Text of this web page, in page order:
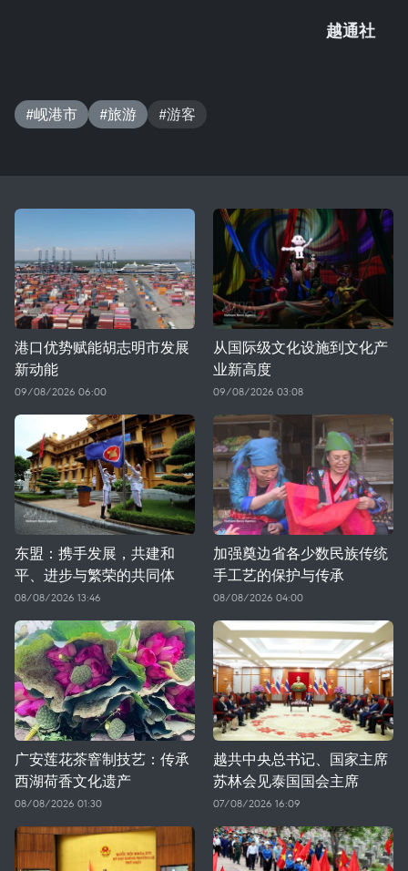
越通社
#岘港市 #旅游 #游客
港口优势赋能胡志明市发展
新动能
09/08/2026 06:00
从国际级文化设施到文化产
业新高度
09/08/2026 03:08
东盟：携手发展，共建和
平、进步与繁荣的共同体
08/08/2026 13:46
加强奠边省各少数民族传统
手工艺的保护与传承
08/08/2026 04:00
广安莲花茶窨制技艺：传承
西湖荷香文化遗产
08/08/2026 01:30
越共中央总书记、国家主席
苏林会见泰国国会主席
07/08/2026 16:09